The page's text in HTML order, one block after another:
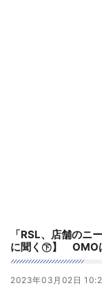
「RSL、店舗のニ
に聞く㊦】 OMO
2023年03月02日